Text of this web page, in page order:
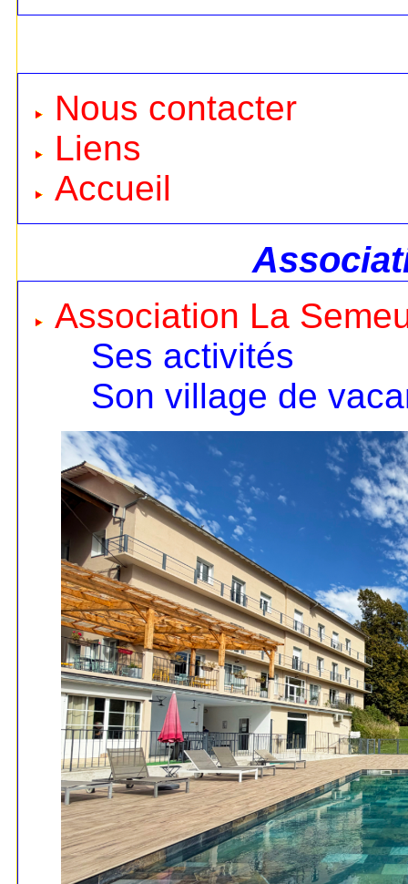
Nous contacter
Liens
Accueil
Association La
Ses activités
Son village de